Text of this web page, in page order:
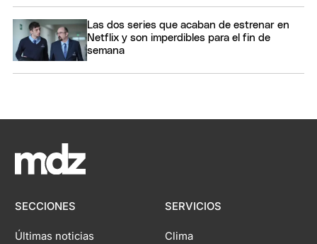
Las dos series que acaban de estrenar en
Netflix y son imperdibles para el fin de
semana
SECCIONES
Últimas noticias
SERVICIOS
Clima